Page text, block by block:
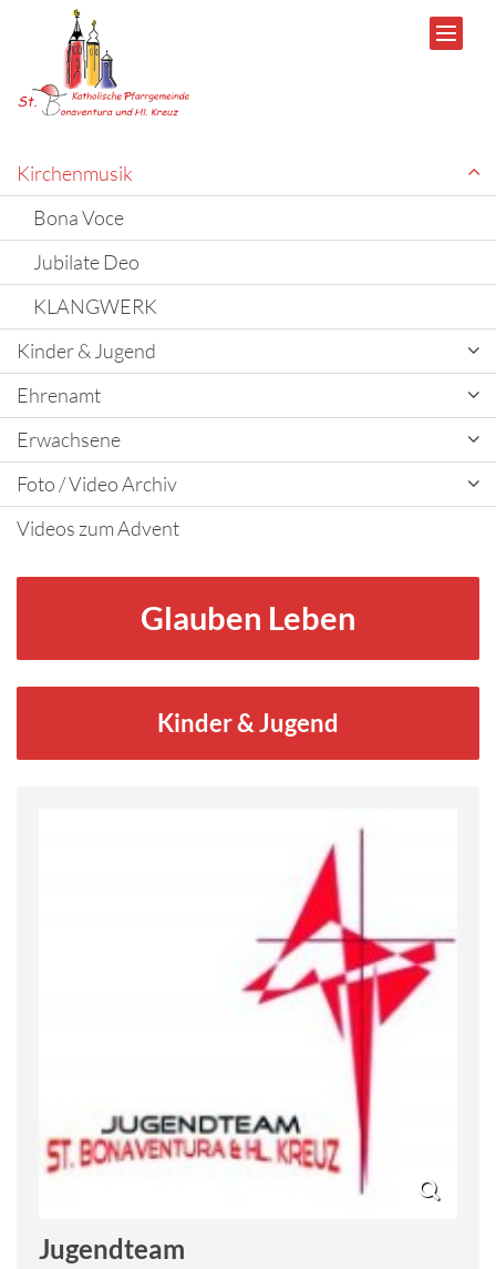
Zum Inhalt springen
Glauben Leben
Kinder & Jugend
Jugendteam
Kirchenmusik
Bona Voce
Jubilate Deo
KLANGWERK
Kinder & Jugend
Ehrenamt
Erwachsene
Foto / Video Archiv
Videos zum Advent